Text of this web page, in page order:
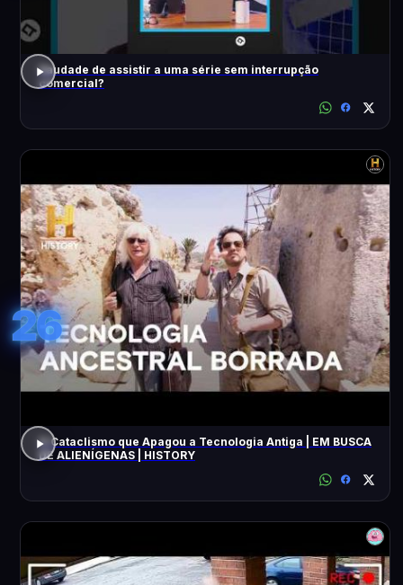
Saudade de assistir a uma série sem interrupção
comercial?
26
O Cataclismo que Apagou a Tecnologia Antiga | EM BUSCA
DE ALIENÍGENAS | HISTORY